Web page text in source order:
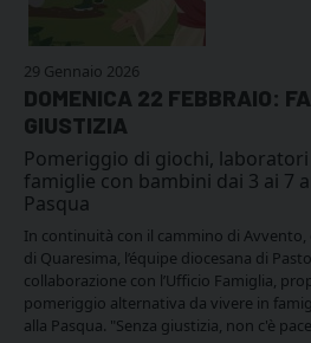
29 Gennaio 2026
DOMENICA 22 FEBBRAIO:
GIUSTIZIA
Pomeriggio di giochi,
famiglie con bambini dai 3 ai 7
Pasqua
In continuità con il cammino di
di Quaresima, l’équipe diocesana di
collaborazione con l’Ufficio Famiglia,
pomeriggio alternativa da vivere in
alla Pasqua. "Senza giustizia, non c'è